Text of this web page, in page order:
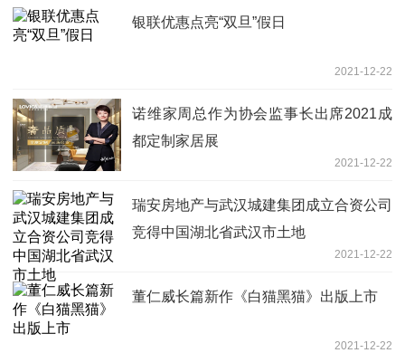
银联优惠点亮“双旦”假日
2021-12-22
诺维家周总作为协会监事长出席2021成
都定制家居展
2021-12-22
瑞安房地产与武汉城建集团成立合资公司
竞得中国湖北省武汉市土地
2021-12-22
董仁威长篇新作《白猫黑猫》出版上市
2021-12-22